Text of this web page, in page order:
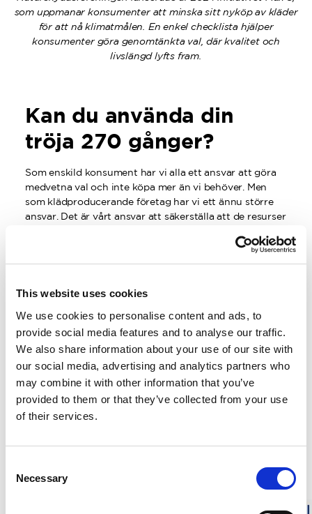
This website uses cookies
We use cookies to personalise content and ads, to
provide social media features and to analyse our traffic.
We also share information about your use of our site with
our social media, advertising and analytics partners who
may combine it with other information that you’ve
provided to them or that they’ve collected from your use
of their services.
Selection
Necessary
som uppmanar konsumenter att minska sitt nyköp av kläder
för att nå klimatmålen. En enkel checklista hjälper
konsumenter göra genomtänkta val, där kvalitet och
livslängd lyfts fram.
Kan du använda din
tröja 270 gånger?
Som enskild konsument har vi alla ett ansvar att göra
medvetna val och inte köpa mer än vi behöver. Men
som klädproducerande företag har vi ett ännu större
ansvar. Det är vårt ansvar att säkerställa att de resurser
producera plagg av hög kvalitet, som fyller en funktion,
Att släppa nya plagg och kollektioner varje säsong
utifrån trender med kort livslängd är varken hållbart
eller försvarbart. Vi har därför en tydlig affärsmodell
och en tydlig produktfilosofi, som hängt med oss sedan
företaget startade 1969.
Så här tänker vi på Woolpower:
De plagg vi producerar ska vara tidlösa i sin design,
Tas fram med ett tydligt syfte och bästa möjliga